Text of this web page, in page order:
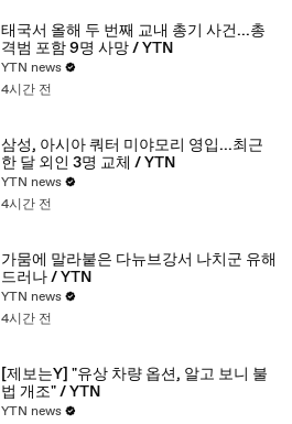
태국서 올해 두 번째 교내 총기 사건...총
격범 포함 9명 사망 / YTN
YTN news
4시간 전
삼성, 아시아 쿼터 미야모리 영입...최근
한 달 외인 3명 교체 / YTN
YTN news
4시간 전
가뭄에 말라붙은 다뉴브강서 나치군 유해
드러나 / YTN
YTN news
4시간 전
[제보는Y] "유상 차량 옵션, 알고 보니 불
법 개조" / YTN
YTN news